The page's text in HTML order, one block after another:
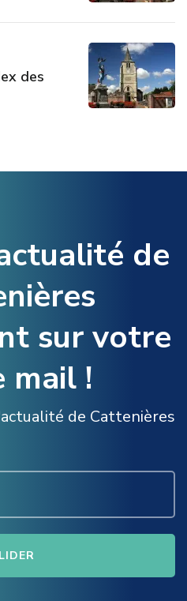
des
de
sur votre
mail !
de Cattenières